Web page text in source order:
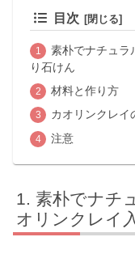
目次
素朴でナチュラ
り石けん
材料と作り方
カオリンクレイ
注意
素朴でナチ
オリンクレイ